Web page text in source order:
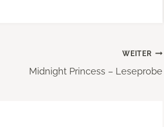
WEITER
Midnight Princess – Leseprobe